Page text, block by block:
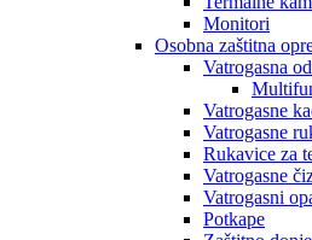
Monitori
Osobna zaštitna
Vatrogasna
Vatrogasne
Vatrogasne
Rukavice za
Vatrogasne
Vatrogasni
Potkape